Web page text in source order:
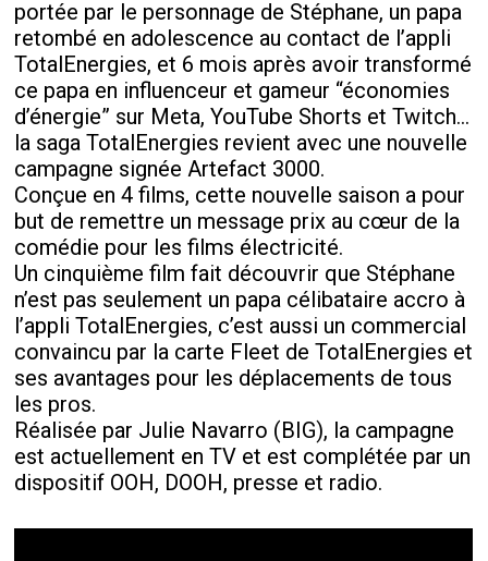
portée par le personnage de Stéphane, un papa
retombé en adolescence au contact de l’appli
TotalEnergies, et 6 mois après avoir transformé
ce papa en influenceur et gameur “économies
d’énergie” sur Meta, YouTube Shorts et Twitch…
la saga TotalEnergies revient avec une nouvelle
campagne signée Artefact 3000.
Conçue en 4 films, cette nouvelle saison a pour
but de remettre un message prix au cœur de la
comédie pour les films électricité.
Un cinquième film fait découvrir que Stéphane
n’est pas seulement un papa célibataire accro à
l’appli TotalEnergies, c’est aussi un commercial
convaincu par la carte Fleet de TotalEnergies et
ses avantages pour les déplacements de tous
les pros.
Réalisée par Julie Navarro (BIG), la campagne
est actuellement en TV et est complétée par un
dispositif OOH, DOOH, presse et radio.